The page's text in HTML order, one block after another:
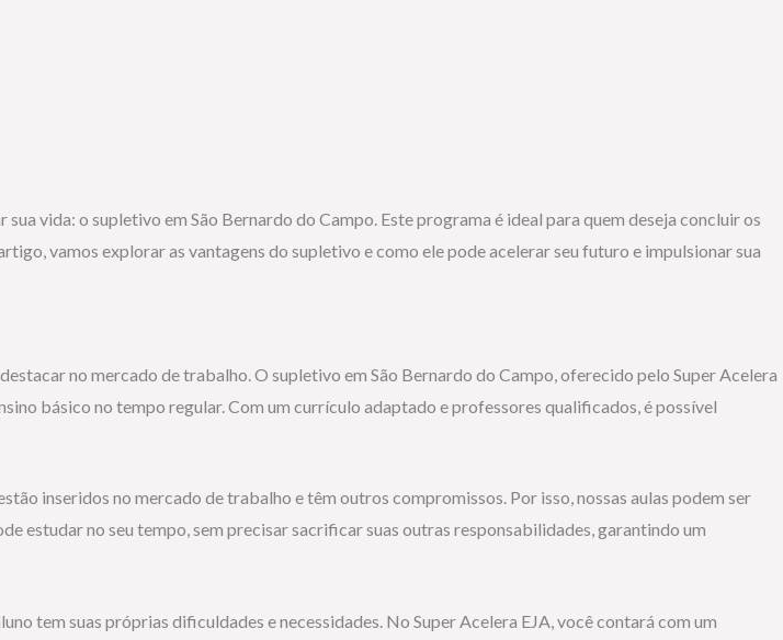
vida: o supletivo em São Bernardo do Campo. Este programa é ideal para quem deseja concluir os
vamos explorar as vantagens do supletivo e como ele pode acelerar seu futuro e impulsionar sua
no mercado de trabalho. O supletivo em São Bernardo do Campo, oferecido pelo Super Acelera
básico no tempo regular. Com um currículo adaptado e professores qualificados, é possível
inseridos no mercado de trabalho e têm outros compromissos. Por isso, nossas aulas podem ser
estudar no seu tempo, sem precisar sacrificar suas outras responsabilidades, garantindo um
tem suas próprias dificuldades e necessidades. No Super Acelera EJA, você contará com um